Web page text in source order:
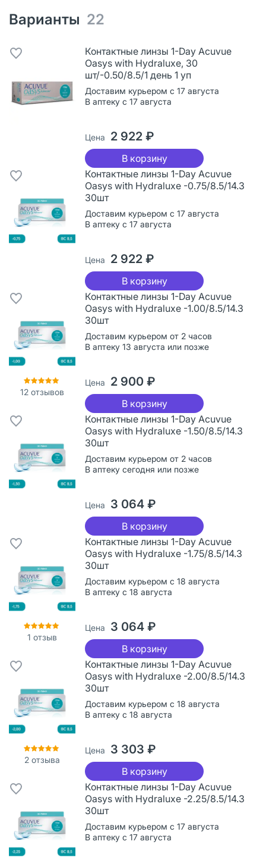
Варианты 22
Контактные линзы 1-Day Acuvue
Oasys with Hydraluxe, 30
шт/-0.50/8.5/1 день 1 уп
Доставим курьером с 17 августа
В аптеку с 17 августа
Цена 2 922 ₽
В корзину
Контактные линзы 1-Day Acuvue
Oasys with Hydraluxe -0.75/8.5/14.3
30шт
Доставим курьером с 17 августа
В аптеку с 17 августа
Цена 2 922 ₽
В корзину
12 отзывов
Контактные линзы 1-Day Acuvue
Oasys with Hydraluxe -1.00/8.5/14.3
30шт
Доставим курьером от 2 часов
В аптеку 13 августа или позже
Цена 2 900 ₽
В корзину
Контактные линзы 1-Day Acuvue
Oasys with Hydraluxe -1.50/8.5/14.3
30шт
Доставим курьером от 2 часов
В аптеку сегодня или позже
Цена 3 064 ₽
В корзину
1 отзыв
Контактные линзы 1-Day Acuvue
Oasys with Hydraluxe -1.75/8.5/14.3
30шт
Доставим курьером с 18 августа
В аптеку с 18 августа
Цена 3 064 ₽
В корзину
2 отзыва
Контактные линзы 1-Day Acuvue
Oasys with Hydraluxe -2.00/8.5/14.3
30шт
Доставим курьером с 18 августа
В аптеку с 18 августа
Цена 3 303 ₽
В корзину
Контактные линзы 1-Day Acuvue
Oasys with Hydraluxe -2.25/8.5/14.3
30шт
Доставим курьером с 17 августа
В аптеку с 17 августа